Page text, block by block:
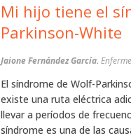
Mi hijo tiene el
Parkinson-White
Jaione Fernández García.
El síndrome de Wolf-
existe una ruta eléctrica
llevar a períodos de
síndrome es una de las